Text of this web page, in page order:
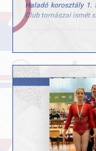
Haladó korosztály
Club tornászai ismét
2. talaj
6. ugrás
Hunorfi Heléna
6. egyéni összetett
2. gerenda
5. ugrás
Gyermek kezdő
Herenkovics Rozália